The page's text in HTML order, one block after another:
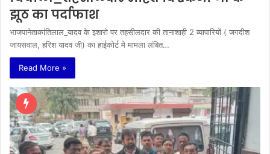
झूठ का पर्दाफाश
भाजपानेताकांतिलाल_यादव के इशारो पर तहसीलदार की तानाशाही 2 व्यापारियों ( जगदीश
जायसवाल, हरिश यादव जी) का हाईकोर्ट मे मामला लंबित…
Read More »